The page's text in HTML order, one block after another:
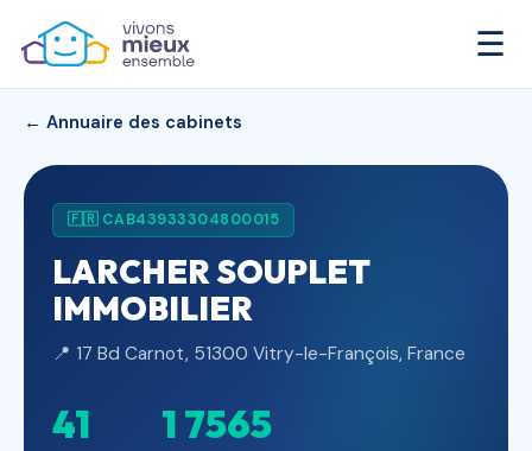
☰
← Annuaire des cabinets
🇫🇷 CAB43933304800015
LARCHER SOUPLET
IMMOBILIER
📍 17 Bd Carnot, 51300 Vitry-le-François, France
41 1 7565